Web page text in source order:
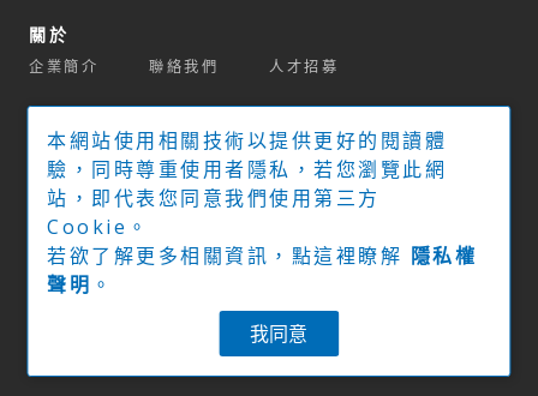
關於
企業簡介 聯絡我們 人才招募
官方商城 球拍推薦系統
實體經銷門市
下載專區
隱私權政策
© 2022 YONEX Co. Ltd.
本網站使用相關技術以提供更好的閱讀體
驗，同時尊重使用者隱私，若您瀏覽此網
站，即代表您同意我們使用第三方
Cookie。
若欲了解更多相關資訊，點這裡瞭解 隱私權
聲明 。
我同意